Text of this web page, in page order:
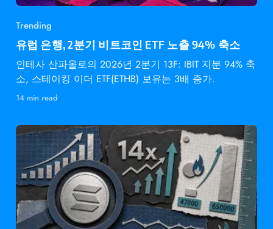
Trending
유럽 은행, 2분기 비트코인 ETF 노출 94% 축소
인테사 산파올로의 2026년 2분기 13F: IBIT 지분 94% 축
소, 스테이킹 이더 ETF(ETHB) 보유는 3배 증가.
14 min read